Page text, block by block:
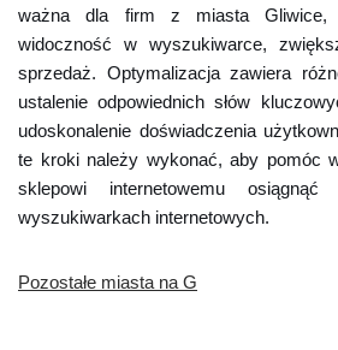
ważna dla firm z miasta Gliwice,
widoczność w wyszukiwarce,
sprzedaż. Optymalizacja zawiera
ustalenie odpowiednich słów
udoskonalenie doświadczenia
te kroki należy wykonać, aby pomóc
sklepowi internetowemu
wyszukiwarkach internetowych.
Pozostałe miasta na G